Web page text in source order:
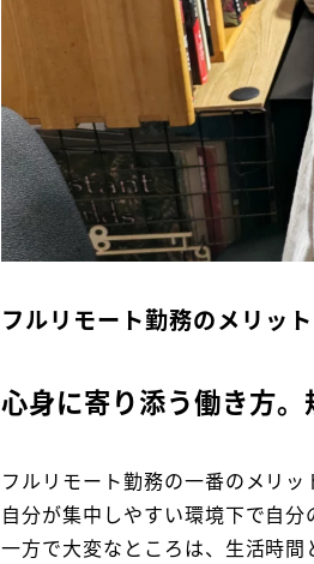
フルリモート勤務のメリッ
心身に寄り添う働き方
フルリモート勤務の一番のメリッ
自分が集中しやすい環境下で自分
一方で大変なところは、生活時間